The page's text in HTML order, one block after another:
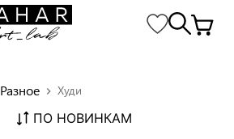
Разное chevron_right Худи
ПО НОВИНКАМ